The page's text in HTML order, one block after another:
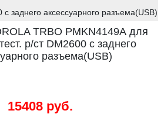
с заднего аксессуарного разъема(USB)
TRBO PMKN4149А для
р/ст DM2600 с заднего
разъема(USB)
15408 руб.